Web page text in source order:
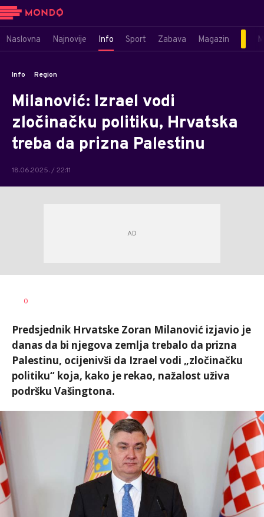
Naslovna Najnovije Info Sport Zabava Magazin
Info Region
Milanović: Izrael vodi
zločinačku politiku, Hrvatska
treba da prizna Palestinu
18.06.2025. / 22:11
AUTOR
0
Predsjednik Hrvatske Zoran Milanović izjavio je
danas da bi njegova zemlja trebalo da prizna
Palestinu, ocijenivši da Izrael vodi „zločinačku
politiku“ koja, kako je rekao, nažalost uživa
podršku Vašingtona.